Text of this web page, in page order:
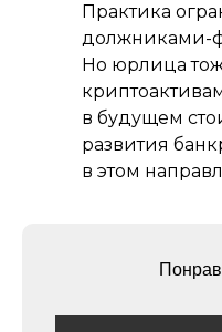
Практика
должниками-
Но юрлица
в будущем
развития
в этом
195213, Санкт-Петербург,
пр-кт Энергетиков, д. 3
123112, Москва,